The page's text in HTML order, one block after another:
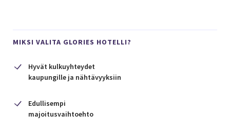
MIKSI VALITA GLORIES HOTELLI?
Hyvät kulkuyhteydet
kaupungille ja nähtävyyksiin
Edullisempi
majoitusvaihtoehto